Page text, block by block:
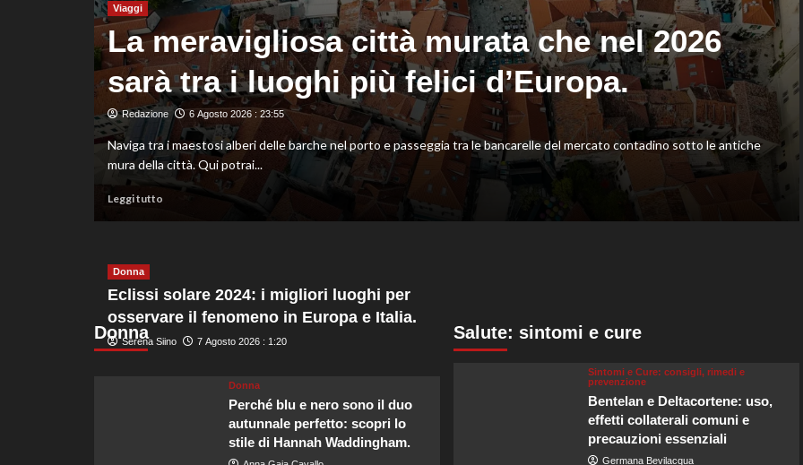
Wellbrock
Viaggi
La meravigliosa città murata che nel 2026
sarà tra i luoghi più felici d’Europa.
Redazione 6 Agosto 2026 : 23:55
Naviga tra i maestosi alberi delle barche nel porto e passeggia tra le bancarelle del mercato contadino sotto le antiche
mura della città. Qui potrai...
Leggi tuttoLeggi
città
murata
nel
Donna
Donna
Eclissi solare 2024: i migliori luoghi per
osservare il fenomeno in Europa e Italia.
Serena Siino 7 Agosto 2026 : 1:20
Donna
Perché blu e nero sono il duo
autunnale perfetto: scopri lo
stile di Hannah Waddingham.
Salute: sintomi e cure
Sintomi e Cure: consigli, rimedi e
prevenzione
Bentelan e Deltacortene: uso,
effetti collaterali comuni e
precauzioni essenziali
Germana Bevilacqua